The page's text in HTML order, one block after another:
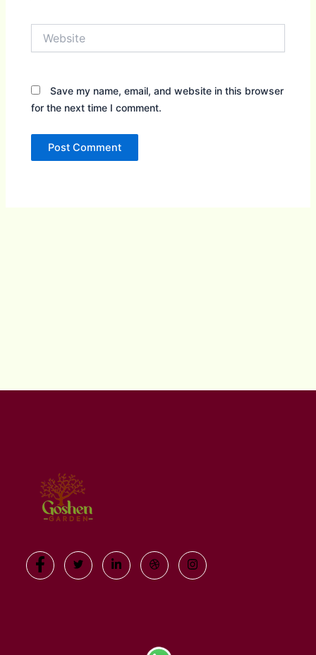
Save my name, email, and website in this browser
for the next time I comment.